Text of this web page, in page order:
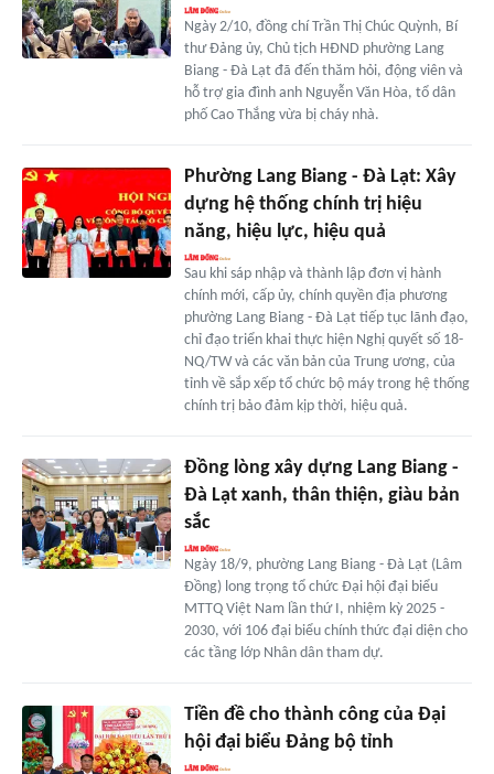
Ngày 2/10, đồng chí Trần Thị Chúc Quỳnh, Bí
thư Đảng ủy, Chủ tịch HĐND phường Lang
Biang - Đà Lạt đã đến thăm hỏi, động viên và
hỗ trợ gia đình anh Nguyễn Văn Hòa, tổ dân
phố Cao Thắng vừa bị cháy nhà.
Phường Lang Biang - Đà Lạt: Xây
dựng hệ thống chính trị hiệu
năng, hiệu lực, hiệu quả
Sau khi sáp nhập và thành lập đơn vị hành
chính mới, cấp ủy, chính quyền địa phương
phường Lang Biang - Đà Lạt tiếp tục lãnh đạo,
chỉ đạo triển khai thực hiện Nghị quyết số 18-
NQ/TW và các văn bản của Trung ương, của
tỉnh về sắp xếp tổ chức bộ máy trong hệ thống
chính trị bảo đảm kịp thời, hiệu quả.
Đồng lòng xây dựng Lang Biang -
Đà Lạt xanh, thân thiện, giàu bản
sắc
Ngày 18/9, phường Lang Biang - Đà Lạt (Lâm
Đồng) long trọng tổ chức Đại hội đại biểu
MTTQ Việt Nam lần thứ I, nhiệm kỳ 2025 -
2030, với 106 đại biểu chính thức đại diện cho
các tầng lớp Nhân dân tham dự.
Tiền đề cho thành công của Đại
hội đại biểu Đảng bộ tỉnh